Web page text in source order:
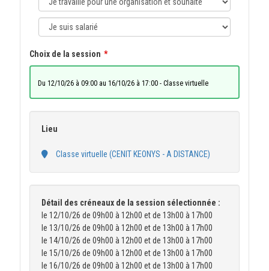
Choix de la session
du 12/10/26 à 09:00 au 16/10/26 à 17:00 - Classe virtuelle
Lieu
Classe virtuelle (CENIT KEONYS - A DISTANCE)
Détail des créneaux de la session sélectionnée :
le 12/10/26 de 09h00 à 12h00 et de 13h00 à 17h00
le 13/10/26 de 09h00 à 12h00 et de 13h00 à 17h00
le 14/10/26 de 09h00 à 12h00 et de 13h00 à 17h00
le 15/10/26 de 09h00 à 12h00 et de 13h00 à 17h00
le 16/10/26 de 09h00 à 12h00 et de 13h00 à 17h00